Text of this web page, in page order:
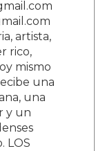
artista,
rico,
mismo
una
una
y un
LOS